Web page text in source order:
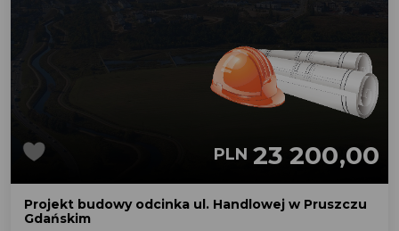
PLN 23 200,00
Projekt budowy odcinka ul. Handlowej w Pruszczu
Gdańskim